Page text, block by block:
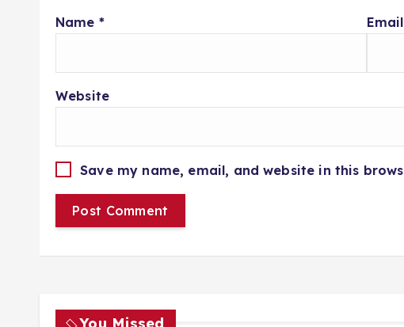
Name * Email
Website
Save my name, email, and website in this
You Missed